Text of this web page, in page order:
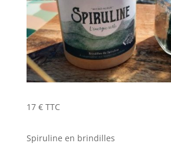
17 € TTC
Spiruline en brindilles